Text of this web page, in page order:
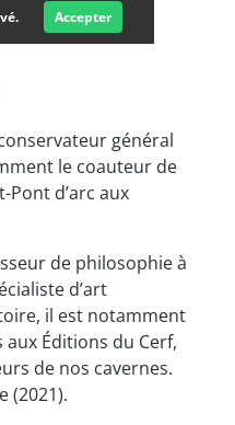
Accepter
général
le coauteur de
Pont d’arc aux
de philosophie à
d’art
il est notamment
Éditions du Cerf,
de nos cavernes.
(2021).